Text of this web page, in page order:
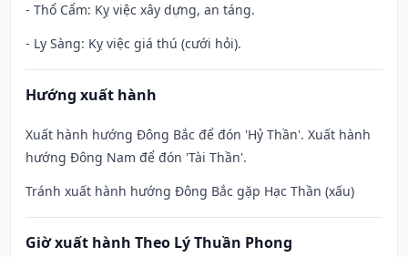
- Thổ Cẩm: Kỵ việc xây dựng, an táng.
- Ly Sàng: Kỵ việc giá thú (cưới hỏi).
Hướng xuất hành
Xuất hành hướng Đông Bắc để đón 'Hỷ Thần'. Xuất hành
hướng Đông Nam để đón 'Tài Thần'.
Tránh xuất hành hướng Đông Bắc gặp Hạc Thần (xấu)
Giờ xuất hành Theo Lý Thuần Phong